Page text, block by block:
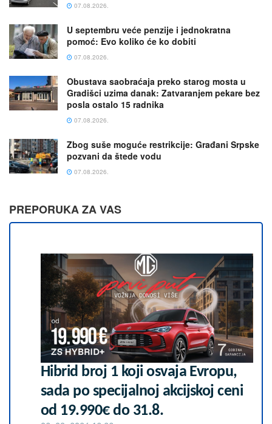
07.08.2026.
U septembru veće penzije i jednokratna
pomoć: Evo koliko će ko dobiti
07.08.2026.
Obustava saobraćaja preko starog mosta u
Gradišci uzima danak: Zatvaranjem pekare bez
posla ostalo 15 radnika
07.08.2026.
Zbog suše mogućе restrikcije: Građani Srpske
pozvani da štede vodu
07.08.2026.
PREPORUKA ZA VAS
Hibrid broj 1 koji osvaja Evropu,
sada po specijalnoj akcijskoj ceni
od 19.990€ do 31.8.